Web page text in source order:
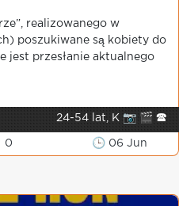
realizowanego w
poszukiwane są kobiety do
jest przesłanie aktualnego
24-54 lat, K 📷 🎬 🕿
0 🕒 06 Jun